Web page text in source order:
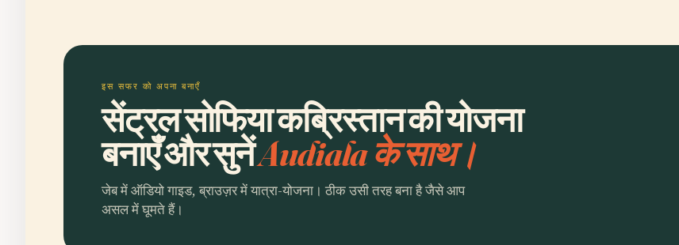
इस सफर को अपना बनाएँ
सेंट्रल सोफिया कब्रिस्तान की योजना
बनाएँ और सुनेंAudiala के साथ।
जेब में ऑडियो गाइड, ब्राउज़र में यात्रा-योजना। ठीक उसी तरह बना है जैसे आप
असल में घूमते हैं।